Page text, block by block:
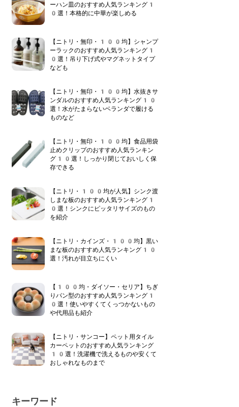
ーハン皿のおすすめ人気ランキング1
0選！本格的に中華が楽しめる
【ニトリ・無印・100均】シャンプ
ーラックのおすすめ人気ランキング1
0選！吊り下げ式やマグネットタイプ
なども
【ニトリ・無印・100均】水抜きサ
ンダルのおすすめ人気ランキング10
選！水がたまらないベランダで履ける
ものなど
【ニトリ・無印・100均】食品用袋
止めクリップのおすすめ人気ランキン
グ10選！しっかり閉じておいしく保
存できる
【ニトリ・100均が人気】シンク渡
しまな板のおすすめ人気ランキング1
0選！シンクにピッタリサイズのもの
を紹介
【ニトリ・カインズ・100均】黒い
まな板のおすすめ人気ランキング10
選！汚れが目立ちにくい
【100均・ダイソー・セリア】ちぎ
りパン型のおすすめ人気ランキング1
0選！使いやすくてくっつかないもの
や代用品も紹介
【ニトリ・サンコー】ペット用タイル
カーペットのおすすめ人気ランキング
10選！洗濯機で洗えるものや安くて
おしゃれなものまで
キーワード